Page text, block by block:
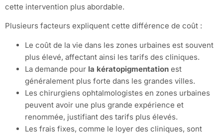
cette intervention plus abordable.
Plusieurs facteurs expliquent cette différence de coût :
Le coût de la vie dans les zones urbaines est souvent
plus élevé, affectant ainsi les tarifs des cliniques.
La demande pour la kératopigmentation est
généralement plus forte dans les grandes villes.
Les chirurgiens ophtalmologistes en zones urbaines
peuvent avoir une plus grande expérience et
renommée, justifiant des tarifs plus élevés.
Les frais fixes, comme le loyer des cliniques, sont